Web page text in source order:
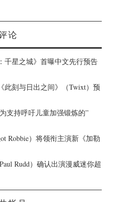
论
千星之城》首曝中文先行预告
此刻与日出之间》（Twixt）预
支持呼吁儿童加强锻炼的”
Robbie）将领衔主演新《加勒
Rudd）确认出演漫威迷你超